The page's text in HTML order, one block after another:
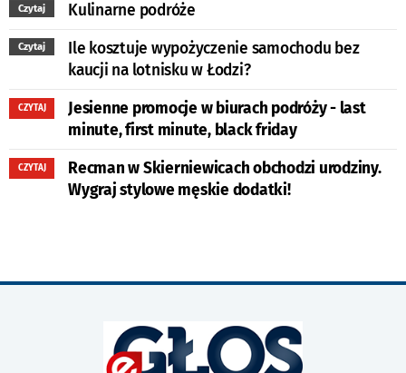
Czytaj Kulinarne podróże
Czytaj
Ile kosztuje wypożyczenie samochodu bez
kaucji na lotnisku w Łodzi?
CZYTAJ
Jesienne promocje w biurach podróży - last
minute, first minute, black friday
CZYTAJ
Recman w Skierniewicach obchodzi urodziny.
Wygraj stylowe męskie dodatki!